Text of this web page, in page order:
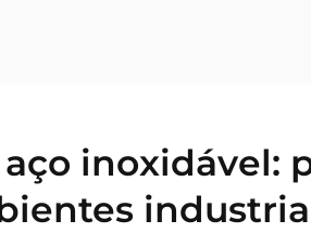
inoxidável: